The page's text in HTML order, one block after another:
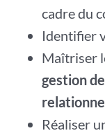
cadre du
Identifier
Maîtriser
gestion
Réaliser